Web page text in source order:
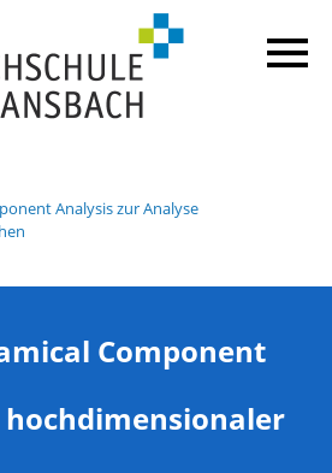
Analysis zur Analyse
Component